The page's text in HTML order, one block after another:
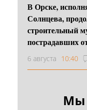
В Орске,
Солнцева,
строительный
пострадавших
6 августа 10:40
Мы